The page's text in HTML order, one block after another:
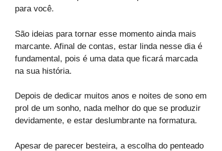
para você.
São ideias para tornar esse momento ainda mais
marcante. Afinal de contas, estar linda nesse dia é
fundamental, pois é uma data que ficará marcada
na sua história.
Depois de dedicar muitos anos e noites de sono em
prol de um sonho, nada melhor do que se produzir
devidamente, e estar deslumbrante na formatura.
Apesar de parecer besteira, a escolha do penteado